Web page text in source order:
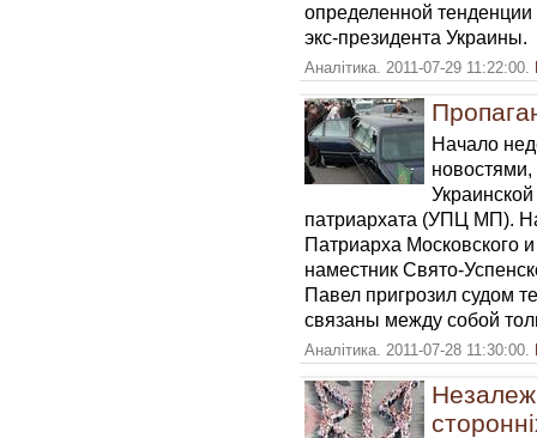
определенной
экс-президента Украины.
Аналітика. 2011-07-29 11:22:00.
Начало
патриархата (УПЦ МП).
Патриарха Московского
наместник Свято-
Павел пригрозил судом
связаны между собой
Аналітика. 2011-07-28 11:30:00.